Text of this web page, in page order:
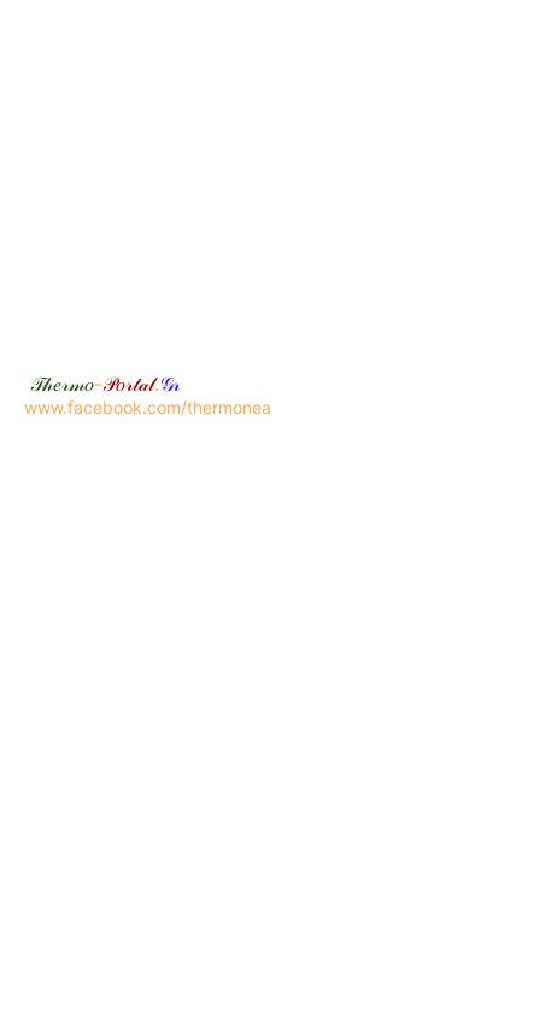
𝒯𝒽𝑒𝓇𝓂𝑜-𝒫𝑜𝓇𝓉𝒶𝓁.𝒢𝓇
www.facebook.com/thermonea